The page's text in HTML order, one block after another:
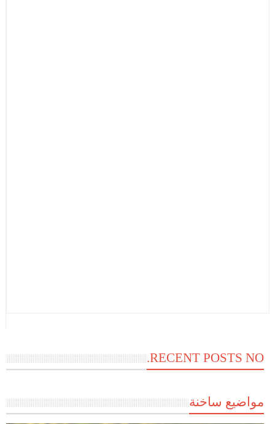
RECENT POSTS NO.
مواضيع ساخنة